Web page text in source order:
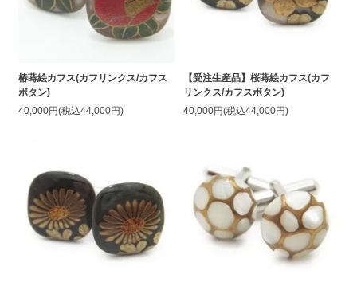
椿蒔絵カフス(カフリンクス/カフス
ボタン)
40,000円(税込44,000円)
【受注生産品】桜蒔絵カフス(カフ
リンクス/カフスボタン)
40,000円(税込44,000円)